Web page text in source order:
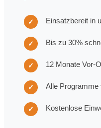
✓ Einsatzbereit in
✓ Bis zu 30%
✓ 12 Monate Vor-
✓ Alle Programme
✓ Kostenlose